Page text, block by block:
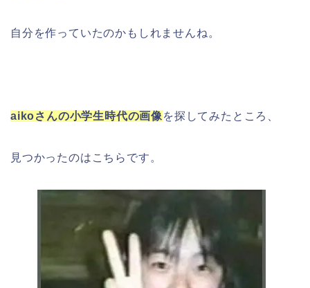
自分を作っていたのかもしれませんね。
aikoさんの小学生時代の画像 を探してみたところ、
見つかったのはこちらです。